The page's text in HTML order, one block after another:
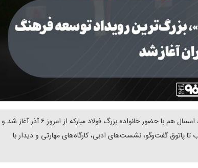
دنیای معدن: دومین رویداد توسعه فرهنگ کتاب‌خوانی فولاد مبارکه، امسال هم با حضور خانواده بزرگ فولاد مبارکه از امروز ۶ آذر آغاز شد و
تا پاتوق گفت‌وگو، نشست‌های ادبی، کارگاه‌های مهارتی و دیدار با